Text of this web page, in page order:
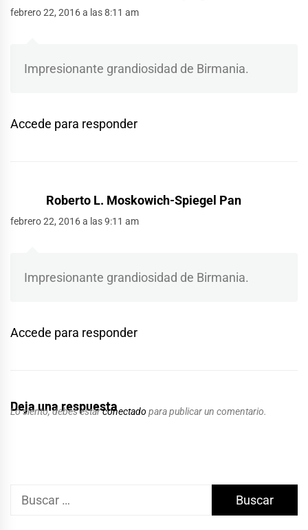
febrero 22, 2016 a las 8:11 am
Impresionante grandiosidad de Birmania.
Accede para responder
Roberto L. Moskowich-Spiegel Pan
febrero 22, 2016 a las 9:11 am
Impresionante grandiosidad de Birmania.
Accede para responder
Deja una respuesta
Lo siento, debes estarconectado para publicar un comentario.
Buscar: